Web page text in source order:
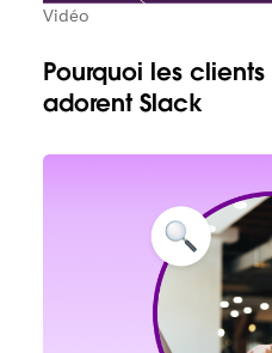
Vidéo
Pourquoi les
adorent Slack